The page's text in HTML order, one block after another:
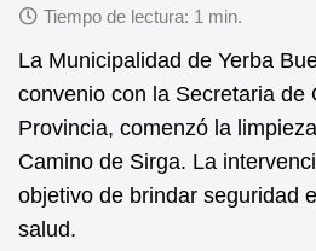
c
e
b
o
o
k
at
s
A
p
p
La Municipalidad de Yerba
convenio con la Secretaria de
Provincia, comenzó la
Camino de Sirga. La
objetivo de brindar seguridad
salud.